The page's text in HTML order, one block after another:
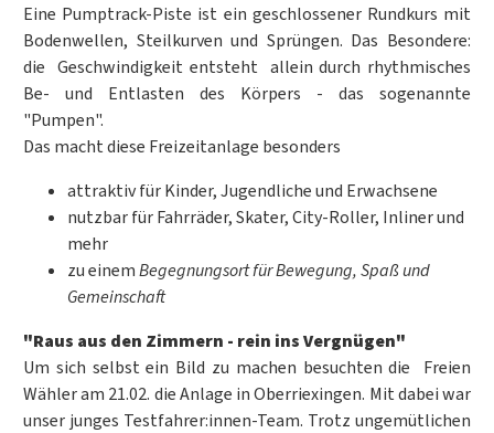
Eine Pumptrack-Piste ist ein geschlossener Rundkurs mit
Bodenwellen, Steilkurven und Sprüngen. Das Besondere:
die Geschwindigkeit entsteht allein durch rhythmisches
Be- und Entlasten des Körpers - das sogenannte
"Pumpen".
Das macht diese Freizeitanlage besonders
attraktiv für Kinder, Jugendliche und Erwachsene
nutzbar für Fahrräder, Skater, City-Roller, Inliner und
mehr
zu einemBegegnungsort für Bewegung, Spaß und
Gemeinschaft
"Raus aus den Zimmern - rein ins Vergnügen"
Um sich selbst ein Bild zu machen besuchten die Freien
Wähler am 21.02. die Anlage in Oberriexingen. Mit dabei war
unser junges Testfahrer:innen-Team. Trotz ungemütlichen